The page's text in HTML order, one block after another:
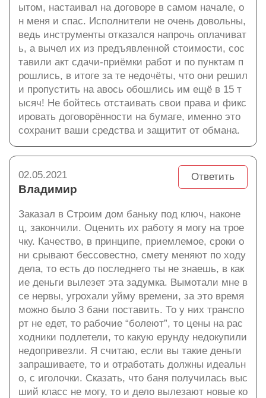
ытом, настаивал на договоре в самом начале, о
н меня и спас. Исполнители не очень довольны,
ведь инструменты отказался напрочь оплачиват
ь, а вычел их из предъявленной стоимости, сос
тавили акт сдачи-приёмки работ и по пунктам п
рошлись, в итоге за те недочёты, что они решил
и пропустить на авось обошлись им ещё в 15 т
ысяч! Не бойтесь отстаивать свои права и фикс
ировать договорённости на бумаге, именно это
сохранит ваши средства и защитит от обмана.
Ответить
02.05.2021
Владимир
Заказал в Строим дом баньку под ключ, наконе
ц, закончили. Оценить их работу я могу на трое
чку. Качество, в принципе, приемлемое, сроки о
ни срывают бессовестно, смету меняют по ходу
дела, то есть до последнего ты не знаешь, в как
ие деньги вылезет эта задумка. Вымотали мне в
се нервы, угрохали уйму времени, за это время
можно было 3 бани поставить. То у них транспо
рт не едет, то рабочие “болеют”, то цены на рас
ходники подлетели, то какую ерунду недокупили
недопривезли. Я считаю, если вы такие деньги
запрашиваете, то и отработать должны идеальн
о, с иголочки. Сказать, что баня получилась выс
ший класс не могу, то и дело вылезают новые ко